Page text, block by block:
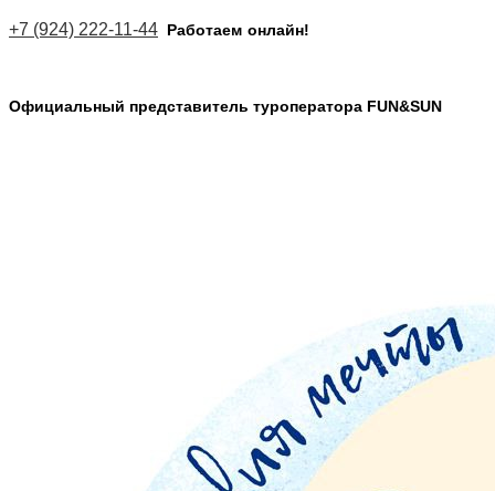
+7 (924) 222-11-44 Работаем онлайн!
Официальный представитель туроператора FUN&SUN